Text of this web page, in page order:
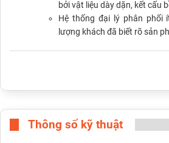
bởi vật liệu dày dặn, kết cấu
Hệ thống đại lý phân phối
lượng khách đã biết rõ sản
Thông số kỹ thuật